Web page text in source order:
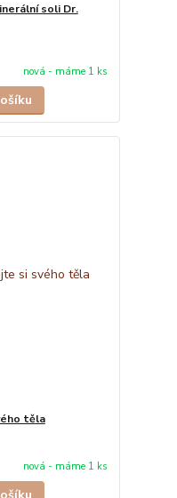
soli Dr.
nová - máme 1 ks
těla
nová - máme 1 ks